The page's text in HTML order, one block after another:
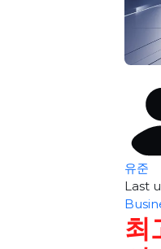
유준